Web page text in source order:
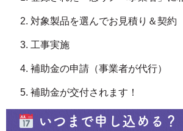
対象製品を選んでお見積り＆契約
工事実施
補助金の申請（事業者が代行）
補助金が交付されます！
いつまで申し込める？